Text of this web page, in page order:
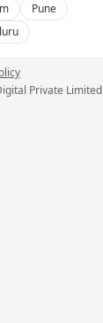
Pune
Private Limited